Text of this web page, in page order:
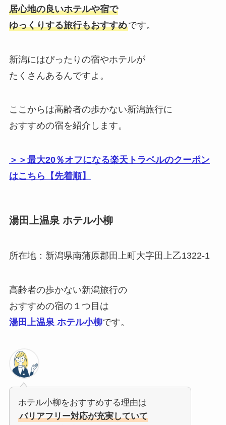
居心地の良いホテルや宿で
ゆっくりする旅行もおすすめです。
新潟にはぴったりの宿やホテルが
たくさんあるんですよ。
ここからは高齢者の歩かない新潟旅行に
おすすめの宿を紹介します。
＞＞最大20％オフになる楽天トラベルのクーポン
はこちら【先着順】
湯田上温泉 ホテル小柳
所在地：新潟県南蒲原郡田上町大字田上乙1322-1
高齢者の歩かない新潟旅行の
おすすめの宿の１つ目は
湯田上温泉 ホテル小柳です。
ホテル小柳をおすすめする理由は
バリアフリー対応が充実していて